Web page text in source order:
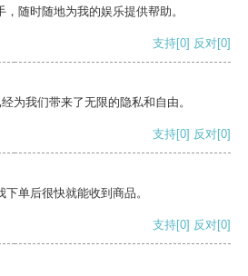
随时随地为我的娱乐提供帮助。
支持[0] 反对[0]
为我们带来了无限的隐私和自由。
支持[0] 反对[0]
单后很快就能收到商品。
支持[0] 反对[0]